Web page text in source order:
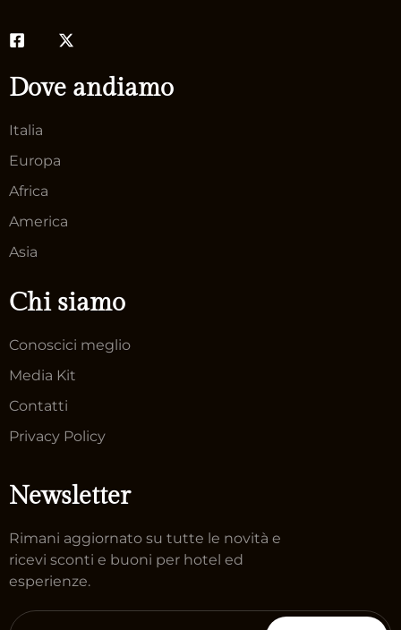
Dove andiamo
Italia
Europa
Africa
America
Asia
Chi siamo
Conoscici meglio
Media Kit
Contatti
Privacy Policy
Newsletter
Rimani aggiornato su tutte le novità e
ricevi sconti e buoni per hotel ed
esperienze.